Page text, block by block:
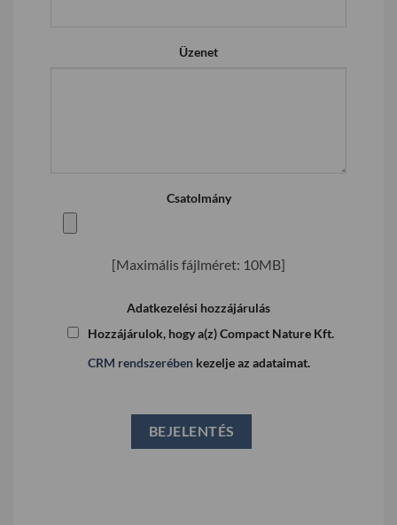
Üzenet
Csatolmány
[Maximális fájlméret: 10MB]
Adatkezelési hozzájárulás
Hozzájárulok, hogy a(z) Compact Nature Kft.
CRM rendszerében kezelje az adataimat.